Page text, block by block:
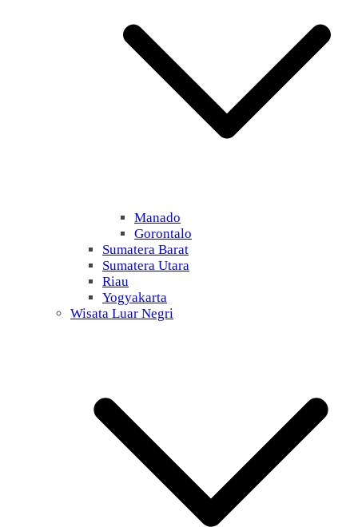
Manado
Gorontalo
Sumatera Barat
Sumatera Utara
Riau
Yogyakarta
Wisata Luar Negri